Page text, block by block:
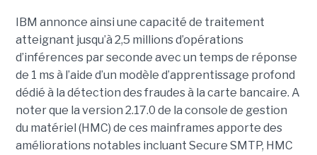
IBM annonce ainsi une capacité de traitement
atteignant jusqu’à 2,5 millions d’opérations
d’inférences par seconde avec un temps de réponse
de 1 ms à l’aide d’un modèle d’apprentissage profond
dédié à la détection des fraudes à la carte bancaire. A
noter que la version 2.17.0 de la console de gestion
du matériel (HMC) de ces mainframes apporte des
améliorations notables incluant Secure SMTP, HMC